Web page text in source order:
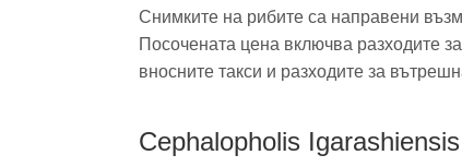
Снимките на рибите са направени
Посочената цена включва разходите
вносните такси и разходите за
Cephalopholis Igarashiensis